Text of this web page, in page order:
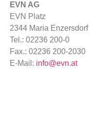
EVN AG
EVN Platz
2344 Maria Enzersdorf
Tel.: 02236 200-0
Fax.: 02236 200-2030
E-Mail: info@evn.at